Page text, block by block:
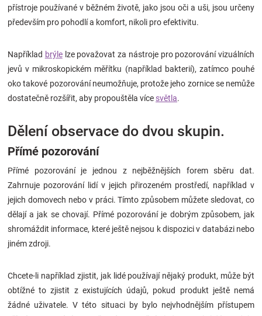
přístroje používané v běžném životě, jako jsou oči a uši, jsou určeny
především pro pohodlí a komfort, nikoli pro efektivitu.
Například brýlelze považovat za nástroje pro pozorování vizuálních
jevů v mikroskopickém měřítku (například bakterií), zatímco pouhé
oko takové pozorování neumožňuje, protože jeho zornice se nemůže
dostatečně rozšířit, aby propouštěla více světla.
Dělení observace do dvou skupin.
Přímé pozorování
Přímé pozorování je jednou z nejběžnějších forem sběru dat.
Zahrnuje pozorování lidí v jejich přirozeném prostředí, například v
jejich domovech nebo v práci. Tímto způsobem můžete sledovat, co
dělají a jak se chovají. Přímé pozorování je dobrým způsobem, jak
shromáždit informace, které ještě nejsou k dispozici v databázi nebo
jiném zdroji.
Chcete-li například zjistit, jak lidé používají nějaký produkt, může být
obtížné to zjistit z existujících údajů, pokud produkt ještě nemá
žádné uživatele. V této situaci by bylo nejvhodnějším přístupem